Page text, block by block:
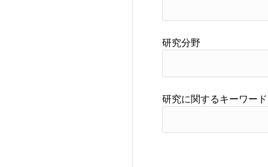
研究分野
研究に関するキーワード